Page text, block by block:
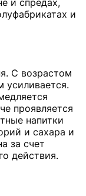
и спредах,
и
С возрастом
усиливается.
проявляется
напитки
и сахара и
за счет
действия.